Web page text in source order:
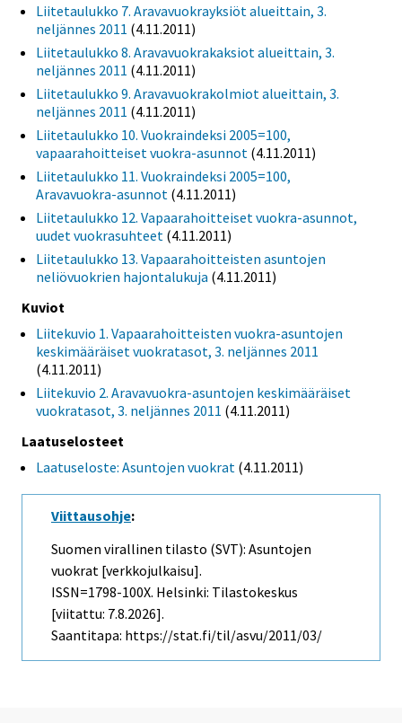
Liitetaulukko 7. Aravavuokrayksiöt alueittain, 3.
neljännes 2011 (4.11.2011)
Liitetaulukko 8. Aravavuokrakaksiot alueittain, 3.
neljännes 2011 (4.11.2011)
Liitetaulukko 9. Aravavuokrakolmiot alueittain, 3.
neljännes 2011 (4.11.2011)
Liitetaulukko 10. Vuokraindeksi 2005=100,
vapaarahoitteiset vuokra-asunnot (4.11.2011)
Liitetaulukko 11. Vuokraindeksi 2005=100,
Aravavuokra-asunnot (4.11.2011)
Liitetaulukko 12. Vapaarahoitteiset vuokra-asunnot,
uudet vuokrasuhteet (4.11.2011)
Liitetaulukko 13. Vapaarahoitteisten asuntojen
neliövuokrien hajontalukuja (4.11.2011)
Kuviot
Liitekuvio 1. Vapaarahoitteisten vuokra-asuntojen
keskimääräiset vuokratasot, 3. neljännes 2011
(4.11.2011)
Liitekuvio 2. Aravavuokra-asuntojen keskimääräiset
vuokratasot, 3. neljännes 2011 (4.11.2011)
Laatuselosteet
Laatuseloste: Asuntojen vuokrat (4.11.2011)
Viittausohje:
Suomen virallinen tilasto (SVT): Asuntojen
vuokrat [verkkojulkaisu].
ISSN=1798-100X. Helsinki: Tilastokeskus
[viitattu: 7.8.2026].
Saantitapa: https://stat.fi/til/asvu/2011/03/